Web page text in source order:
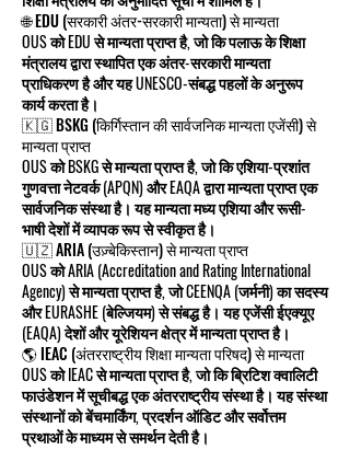
🌐 EDU (सरकारी अंतर-सरकारी मान्यता) से मान्यता
OUS को EDU से मान्यता प्राप्त है, जो कि पलाऊ के शिक्षा
मंत्रालय द्वारा स्थापित एक अंतर-सरकारी मान्यता
प्राधिकरण है और यह UNESCO-संबद्ध पहलों के अनुरूप
कार्य करता है।
🇰🇬 BSKG (किर्गिस्तान की सार्वजनिक मान्यता एजेंसी) से
मान्यता प्राप्त
OUS को BSKG से मान्यता प्राप्त है, जो कि एशिया-प्रशांत
गुणवत्ता नेटवर्क (APQN) और EAQA द्वारा मान्यता प्राप्त एक
सार्वजनिक संस्था है। यह मान्यता मध्य एशिया और रूसी-
भाषी देशों में व्यापक रूप से स्वीकृत है।
🇺🇿 ARIA (उज़्बेकिस्तान) से मान्यता प्राप्त
OUS को ARIA (Accreditation and Rating International
Agency) से मान्यता प्राप्त है, जो CEENQA (जर्मनी) का सदस्य
और EURASHE (बेल्जियम) से संबद्ध है। यह एजेंसी ईएक्यूए
(EAQA) देशों और यूरेशियन क्षेत्र में मान्यता प्राप्त है।
🌎 IEAC (अंतरराष्ट्रीय शिक्षा मान्यता परिषद) से मान्यता
OUS को IEAC से मान्यता प्राप्त है, जो कि ब्रिटिश क्वालिटी
फाउंडेशन में सूचीबद्ध एक अंतरराष्ट्रीय संस्था है। यह संस्था
संस्थानों को बेंचमार्किंग, प्रदर्शन ऑडिट और सर्वोत्तम
प्रथाओं के माध्यम से समर्थन देती है।